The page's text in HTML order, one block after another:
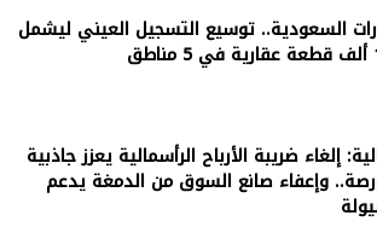
السعودية.. توسيع التسجيل العيني ليشمل
إلغاء ضريبة الأرباح الرأسمالية يعزز جاذبية
وإعفاء صانع السوق من الدمغة يدعم